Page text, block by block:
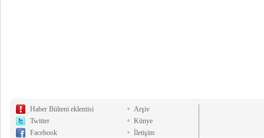
Haber Bülteni eklentisi
Twitter
Facebook
Arşiv
Künye
İletişim